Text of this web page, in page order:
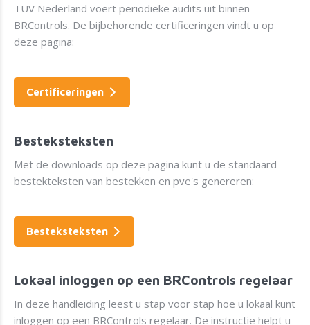
TUV Nederland voert periodieke audits uit binnen
BRControls. De bijbehorende certificeringen vindt u op
deze pagina:
Certificeringen
Besteksteksten
Met de downloads op deze pagina kunt u de standaard
bestekteksten van bestekken en pve's genereren:
Besteksteksten
Lokaal inloggen op een BRControls regelaar
In deze handleiding leest u stap voor stap hoe u lokaal kunt
inloggen op een BRControls regelaar. De instructie helpt u